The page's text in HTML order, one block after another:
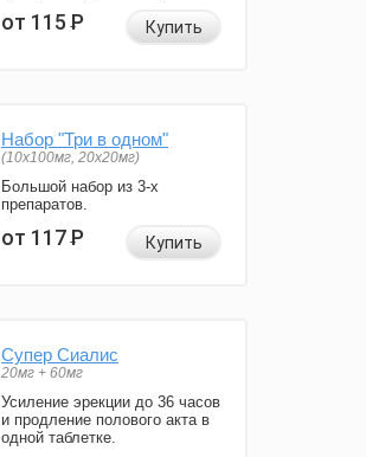
от 115Р Купить
Набор "Три в одном"
(10x100мг, 20x20мг)
Большой набор из 3-х
препаратов.
от 117Р Купить
Супер Сиалис
20мг + 60мг
Усиление эрекции до 36 часов
и продление полового акта в
одной таблетке.